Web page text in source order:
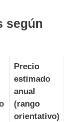
según
Precio
estimado
anual
(rango
orientativo)